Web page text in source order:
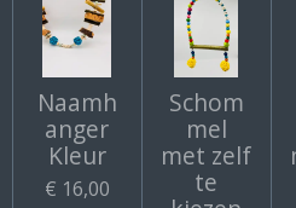
Naamh
anger
Kleur
€ 16,00
Schom
mel
met zelf
te